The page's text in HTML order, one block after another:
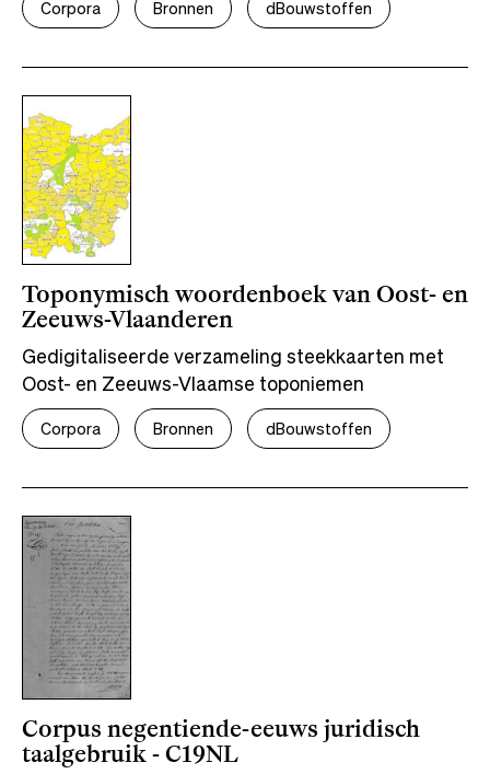
Corpora Bronnen dBouwstoffen
Toponymisch woordenboek van Oost- en
Zeeuws-Vlaanderen
Gedigitaliseerde verzameling steekkaarten met
Oost- en Zeeuws-Vlaamse toponiemen
Corpora Bronnen dBouwstoffen
Corpus negentiende-eeuws juridisch
taalgebruik - C19NL